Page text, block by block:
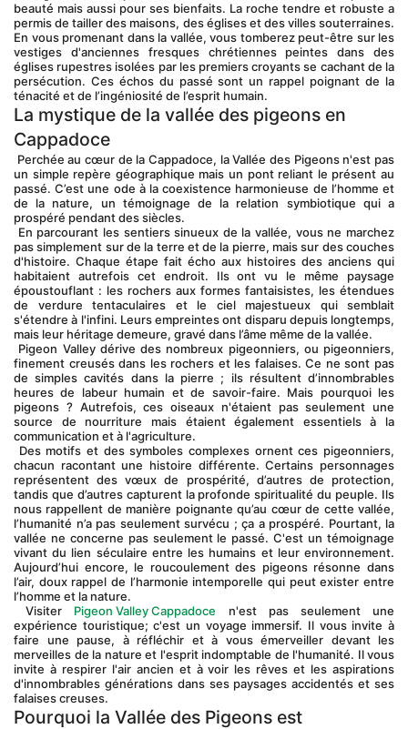
beauté mais aussi pour ses bienfaits. La roche tendre et robuste a
permis de tailler des maisons, des églises et des villes souterraines.
En vous promenant dans la vallée, vous tomberez peut-être sur les
vestiges d'anciennes fresques chrétiennes peintes dans des
églises rupestres isolées par les premiers croyants se cachant de la
persécution. Ces échos du passé sont un rappel poignant de la
ténacité et de l’ingéniosité de l’esprit humain.
La mystique de la vallée des pigeons en
Cappadoce
un simple repère géographique mais un pont reliant le présent au
passé. C’est une ode à la coexistence harmonieuse de l’homme et
de la nature, un témoignage de la relation symbiotique qui a
prospéré pendant des siècles.
pas simplement sur de la terre et de la pierre, mais sur des couches
d'histoire. Chaque étape fait écho aux histoires des anciens qui
habitaient autrefois cet endroit. Ils ont vu le même paysage
époustouflant : les rochers aux formes fantaisistes, les étendues
de verdure tentaculaires et le ciel majestueux qui semblait
s'étendre à l'infini. Leurs empreintes ont disparu depuis longtemps,
mais leur héritage demeure, gravé dans l’âme même de la vallée.
finement creusés dans les rochers et les falaises. Ce ne sont pas
de simples cavités dans la pierre ; ils résultent d’innombrables
heures de labeur humain et de savoir-faire. Mais pourquoi les
pigeons ? Autrefois, ces oiseaux n'étaient pas seulement une
source de nourriture mais étaient également essentiels à la
communication et à l'agriculture.
chacun racontant une histoire différente. Certains personnages
représentent des vœux de prospérité, d’autres de protection,
tandis que d’autres capturent la profonde spiritualité du peuple. Ils
nous rappellent de manière poignante qu’au cœur de cette vallée,
l’humanité n’a pas seulement survécu ; ça a prospéré. Pourtant, la
vallée ne concerne pas seulement le passé. C'est un témoignage
vivant du lien séculaire entre les humains et leur environnement.
Aujourd’hui encore, le roucoulement des pigeons résonne dans
l’air, doux rappel de l’harmonie intemporelle qui peut exister entre
l’homme et la nature.
Visiter Pigeon Valley Cappadoce n'est pas seulement une
expérience touristique; c'est un voyage immersif. Il vous invite à
faire une pause, à réfléchir et à vous émerveiller devant les
merveilles de la nature et l'esprit indomptable de l'humanité. Il vous
invite à respirer l'air ancien et à voir les rêves et les aspirations
d'innombrables générations dans ses paysages accidentés et ses
falaises creuses.
Pourquoi la Vallée des Pigeons est